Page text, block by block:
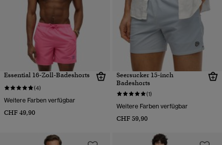
Essential 16-Zoll-Badeshorts
(4)
Weitere Farben verfügbar
CHF 49,90
Seersucker 15-inch
Badeshorts
(1)
Weitere Farben verfügbar
CHF 59,90